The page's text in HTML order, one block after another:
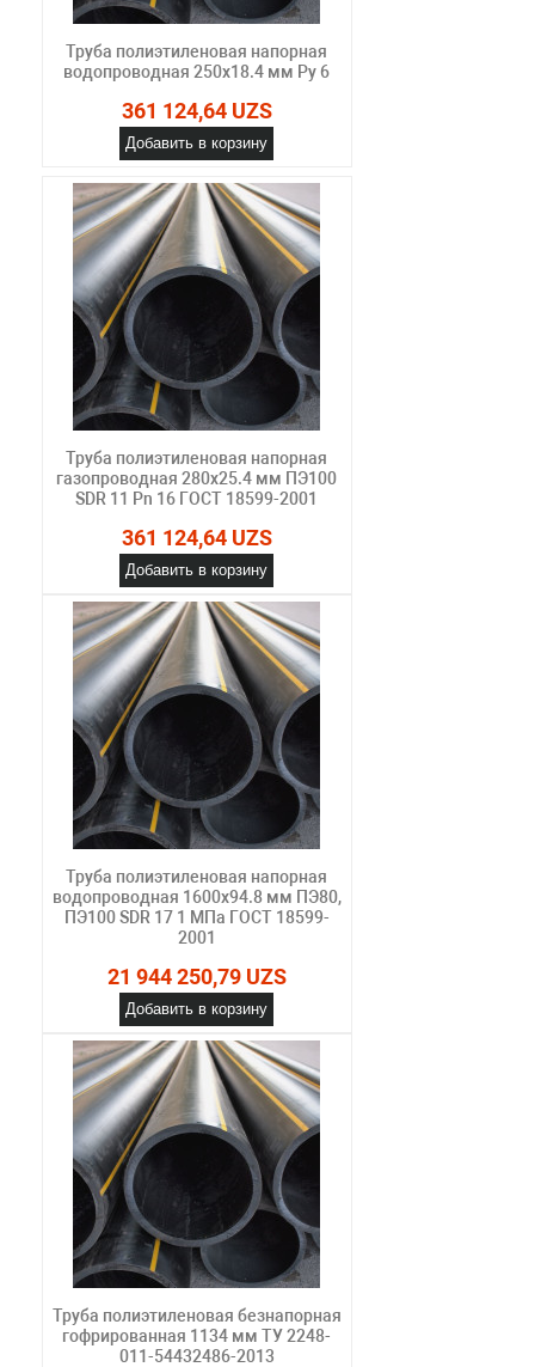
Труба полиэтиленовая напорная
водопроводная 250х18.4 мм Ру 6
361 124,64 UZS
Добавить в корзину
Труба полиэтиленовая напорная
газопроводная 280х25.4 мм ПЭ100
SDR 11 Pn 16 ГОСТ 18599-2001
361 124,64 UZS
Добавить в корзину
Труба полиэтиленовая напорная
водопроводная 1600х94.8 мм ПЭ80,
ПЭ100 SDR 17 1 МПа ГОСТ 18599-
2001
21 944 250,79 UZS
Добавить в корзину
Труба полиэтиленовая безнапорная
гофрированная 1134 мм ТУ 2248-
011-54432486-2013